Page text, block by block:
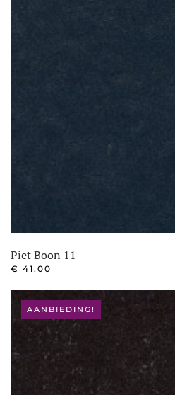
Piet Boon 11
€ 41,00
AANBIEDING!